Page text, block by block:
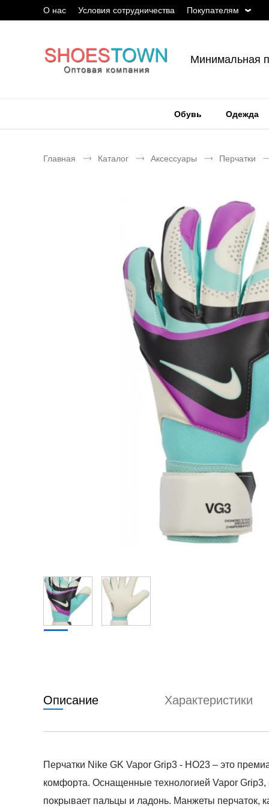
О нас Условия сотрудничества Покупателям
Минимальная
Обувь Одежда
Главная Каталог Аксессуары Перчатки
Описание Характеристики
Перчатки Nike GK Vapor Grip3 - HO23 – это
комфорта. Оснащенные технологией Vapor Grip3,
покрывает пальцы и ладонь. Манжеты перчаток,